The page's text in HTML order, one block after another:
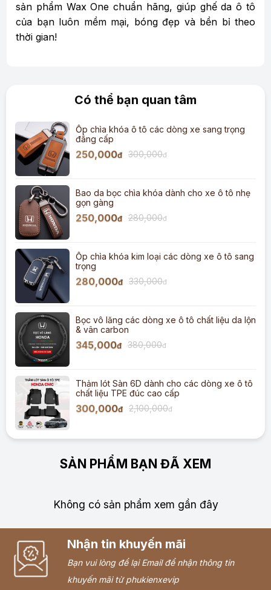
sản phẩm Wax One chuẩn hãng, giúp ghế da ô tô
của bạn luôn mềm mại, bóng đẹp và bền bỉ theo
thời gian!
Có thể bạn quan tâm
Ốp chìa khóa ô tô các dòng xe sang trọng
đẳng cấp
250,000đ 300,000đ
Bao da bọc chìa khóa dành cho xe ô tô nhẹ
gọn gàng
250,000đ 280,000đ
Ốp chìa khóa kim loại các dòng xe ô tô sang
trọng
280,000đ 330,000đ
Bọc vô lăng các dòng xe ô tô chất liệu da lộn
& vân carbon
345,000đ 380,000đ
Thảm lót Sàn 6D dành cho các dòng xe ô tô
chất liệu TPE đúc cao cấp
300,000đ 2,100,000đ
SẢN PHẨM BẠN ĐÃ XEM
Không có sản phẩm xem gần đây
Nhận tin khuyến mãi
Bạn vui lòng để lại Email để nhận thông tin
khuyến mãi từ phukienxevip